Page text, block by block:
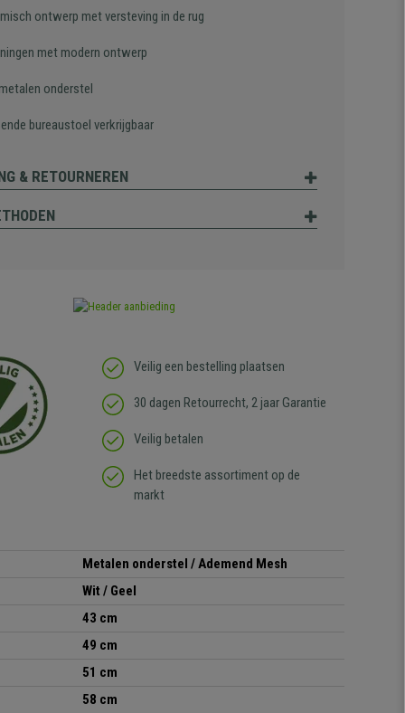
ontwerp met versteving in de rug
met modern ontwerp
onderstel
bureaustoel verkrijgbaar
& RETOURNEREN
Veilig een bestelling plaatsen
30 dagen Retourrecht, 2 jaar Garantie
Veilig betalen
Het breedste assortiment op de
markt
Metalen onderstel / Ademend Mesh
Wit / Geel
43 cm
49 cm
51 cm
58 cm